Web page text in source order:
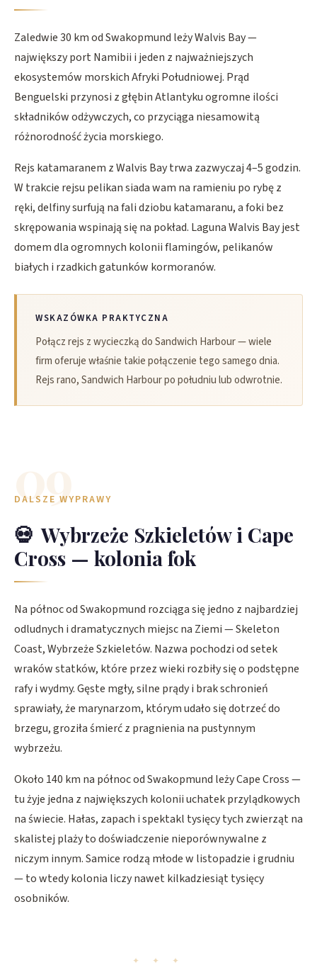
Zaledwie 30 km od Swakopmund leży Walvis Bay —
największy port Namibii i jeden z najważniejszych
ekosystemów morskich Afryki Południowej. Prąd
Benguelski przynosi z głębin Atlantyku ogromne ilości
składników odżywczych, co przyciąga niesamowitą
różnorodność życia morskiego.
Rejs katamaranem z Walvis Bay trwa zazwyczaj 4–5 godzin.
W trakcie rejsu pelikan siada wam na ramieniu po rybę z
ręki, delfiny surfują na fali dziobu katamaranu, a foki bez
skrępowania wspinają się na pokład. Laguna Walvis Bay jest
domem dla ogromnych kolonii flamingów, pelikanów
białych i rzadkich gatunków kormoranów.
WSKAZÓWKA PRAKTYCZNA
Połącz rejs z wycieczką do Sandwich Harbour — wiele
firm oferuje właśnie takie połączenie tego samego dnia.
Rejs rano, Sandwich Harbour po południu lub odwrotnie.
09
DALSZE WYPRAWY
💀 Wybrzeże Szkieletów i Cape
Cross — kolonia fok
Na północ od Swakopmund rozciąga się jedno z najbardziej
odludnych i dramatycznych miejsc na Ziemi — Skeleton
Coast, Wybrzeże Szkieletów. Nazwa pochodzi od setek
wraków statków, które przez wieki rozbiły się o podstępne
rafy i wydmy. Gęste mgły, silne prądy i brak schronień
sprawiały, że marynarzom, którym udało się dotrzeć do
brzegu, groziła śmierć z pragnienia na pustynnym
wybrzeżu.
Około 140 km na północ od Swakopmund leży Cape Cross —
tu żyje jedna z największych kolonii uchatek przylądkowych
na świecie. Hałas, zapach i spektakl tysięcy tych zwierząt na
skalistej plaży to doświadczenie nieporównywalne z
niczym innym. Samice rodzą młode w listopadzie i grudniu
— to wtedy kolonia liczy nawet kilkadziesiąt tysięcy
osobników.
✦ ✦ ✦